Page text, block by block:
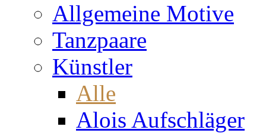
Allgemeine Motive
Tanzpaare
Künstler
Alle
Alois Aufschläger